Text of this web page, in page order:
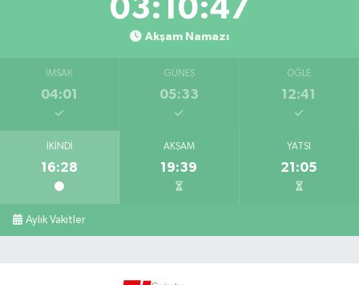
03:10:46
Akşam Namazı
İMSAK
04:01
GÜNEŞ
05:33
ÖĞLE
12:41
İKINDI
16:28
AKŞAM
19:39
YATSI
21:05
Aylık Vakitler